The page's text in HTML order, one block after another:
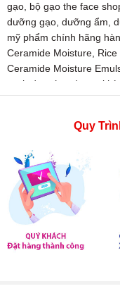
gạo, bộ gạo the face
dưỡng gạo, dưỡng ẩm,
mỹ phẩm chính hãng
Ceramide Moisture,
Ceramide Moisture
sạch da
sáng da se
Quy